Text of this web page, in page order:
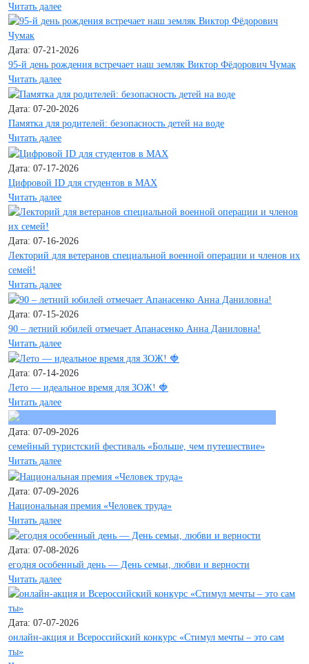
Читать далее
Дата: 07-21-2026
95-й день рождения встречает наш земляк Виктор Фёдорович Чумак
Читать далее
Дата: 07-20-2026
Памятка для родителей: безопасность детей на воде
Читать далее
Дата: 07-17-2026
Цифровой ID для студентов в MAX
Читать далее
Дата: 07-16-2026
Лекторий для ветеранов специальной военной операции и членов их
семей!
Читать далее
Дата: 07-15-2026
90 – летний юбилей отмечает Апанасенко Анна Даниловна!
Читать далее
Дата: 07-14-2026
Лето — идеальное время для ЗОЖ! 🍓
Читать далее
Дата: 07-09-2026
семейный туристский фестиваль «Больше, чем путешествие»
Читать далее
Дата: 07-09-2026
Национальная премия «Человек труда»
Читать далее
Дата: 07-08-2026
егодня особенный день — День семьи, любви и верности
Читать далее
Дата: 07-07-2026
онлайн-акция и Всероссийский конкурс «Стимул мечты – это сам
ты»